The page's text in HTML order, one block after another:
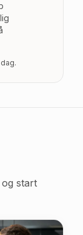
start